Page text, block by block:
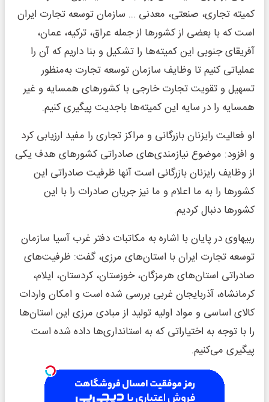
کمیته تجاری، صنعتی، معدنی ... سازمان توسعه تجارت ایران
است که با بعضی از کشورها از جمله عراق، ترکیه، عمان،
آفریقای جنوبی این کمیته‌ها را تشکیل و بنا داریم که آن را
عملیاتی کنیم تا وظایف سازمان توسعه تجارت به‌منظور
تسهیل و تقویت تجارت خارجی با کشورهای همسایه و غیر
همسایه را در سایه این کمیته‌ها باجدیت پیگیری کنیم.
او فعالیت رایزنان بازرگانی و مراکز تجاری را مفید ارزیابی کرد
و افزود: موضوع نیازمندی‌های صادراتی کشورهای هدف یکی
از وظایف رایزنان بازرگانی است آنها ظرفیت صادراتی این
کشورها را به ما اعلام و ما نیز جریان صادرات را با این
کشورها دنبال کردیم.
ربیهاوی در پایان با اشاره به مکاتبات دفتر غرب آسیا سازمان
توسعه تجارت ایران با استان‌های مرزی، گفت: ظرفیت‌های
صادراتی استان‌های هرمزگان، خوزستان، کردستان، ایلام،
کرمانشاه، آذربایجان غربی بررسی شده است و امکان واردات
کالای اساسی و مواد اولیه تولید از مبادی مرزی این استان‌ها
را با توجه به اختیاراتی که به استانداری‌ها داده شده است
پیگیری می‌کنیم.